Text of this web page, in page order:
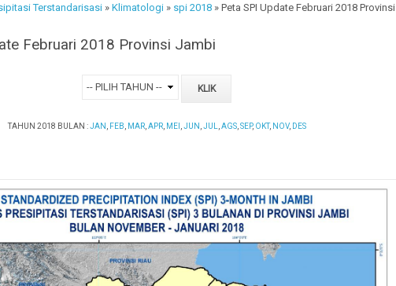
Terstandarisasi » Klimatologi » spi 2018 » Peta SPI Update Februari 2018 Provinsi
Februari 2018 Provinsi Jambi
TAHUN 2018 BULAN :JAN FEB MAR, APR, MEI JUN JUL AGS, SEP, OKT, NOV, DES